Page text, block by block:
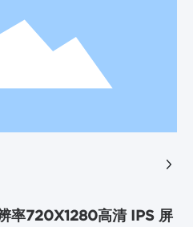
率720X1280高清 IPS 屏